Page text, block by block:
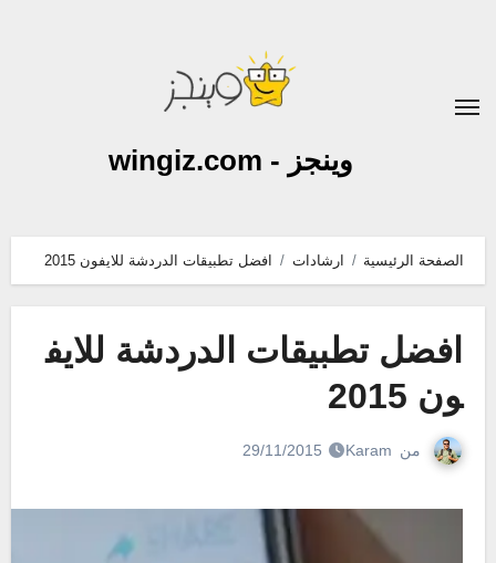
وينجز - wingiz.com
الصفحة الرئيسية ارشادات افضل تطبيقات الدردشة للايفون 2015
افضل تطبيقات الدردشة للايف
ون 2015
من Karam
29/11/2015